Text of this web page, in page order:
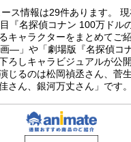
を奪い、喰い生き永ら
在に疑問と葛藤を抱き
き世界のあり方を模索
来は――!?作品名東京
ーグール放送形態TVア
ール2014年7月3日（木
2話キャスト金木研：花
香：雨宮天神代利世：
ス情報は29件あります。
目『名探偵コナン 100万ドル
キャラクターをまとめて
―」や「劇場版『名探偵コ
ろしキャラビジュアルが公
じるのは松岡禎丞さん、菅
さん、銀河万丈さん」です。